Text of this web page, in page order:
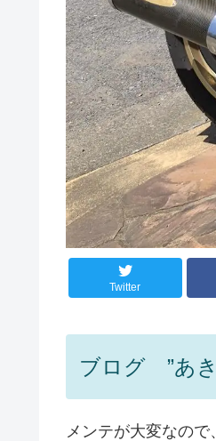
Twitter
ブログ ”あき
メンテが大変なの